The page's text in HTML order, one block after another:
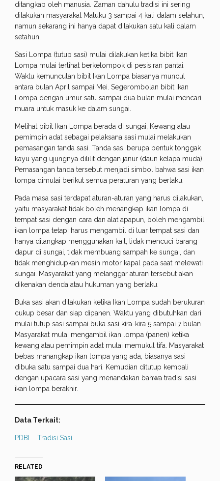
ditangkap oleh manusia. Zaman dahulu tradisi ini sering
dilakukan masyarakat Maluku 3 sampai 4 kali dalam setahun,
namun sekarang ini hanya dapat dilakukan satu kali dalam
setahun.
Sasi Lompa (tutup sasi) mulai dilakukan ketika bibit Ikan
Lompa mulai terlihat berkelompok di pesisiran pantai.
Waktu kemunculan bibit Ikan Lompa biasanya muncul
antara bulan April sampai Mei. Segerombolan bibit Ikan
Lompa dengan umur satu sampai dua bulan mulai mencari
muara untuk masuk ke dalam sungai.
Melihat bibit Ikan Lompa berada di sungai, Kewang atau
pemimpin adat sebagai pelaksana sasi mulai melakukan
pemasangan tanda sasi. Tanda sasi berupa bentuk tonggak
kayu yang ujungnya dililit dengan janur (daun kelapa muda).
Pemasangan tanda tersebut menjadi simbol bahwa sasi ikan
lompa dimulai berikut semua peraturan yang berlaku.
Pada masa sasi terdapat aturan-aturan yang harus dilakukan,
yaitu masyarakat tidak boleh menangkap ikan lompa di
tempat sasi dengan cara dan alat apapun, boleh mengambil
ikan lompa tetapi harus mengambil di luar tempat sasi dan
hanya ditangkap menggunakan kail, tidak mencuci barang
dapur di sungai, tidak membuang sampah ke sungai, dan
tidak menghidupkan mesin motor kapal pada saat melewati
sungai. Masyarakat yang melanggar aturan tersebut akan
dikenakan denda atau hukuman yang berlaku.
Buka sasi akan dilakukan ketika Ikan Lompa sudah berukuran
cukup besar dan siap dipanen. Waktu yang dibutuhkan dari
mulai tutup sasi sampai buka sasi kira-kira 5 sampai 7 bulan.
Masyarakat mulai mengambil ikan lompa (panen) ketika
kewang atau pemimpin adat mulai memukul tifa. Masyarakat
bebas manangkap ikan lompa yang ada, biasanya sasi
dibuka satu sampai dua hari. Kemudian ditutup kembali
dengan upacara sasi yang menandakan bahwa tradisi sasi
ikan lompa berakhir.
Data Terkait:
PDBI – Tradisi Sasi
RELATED